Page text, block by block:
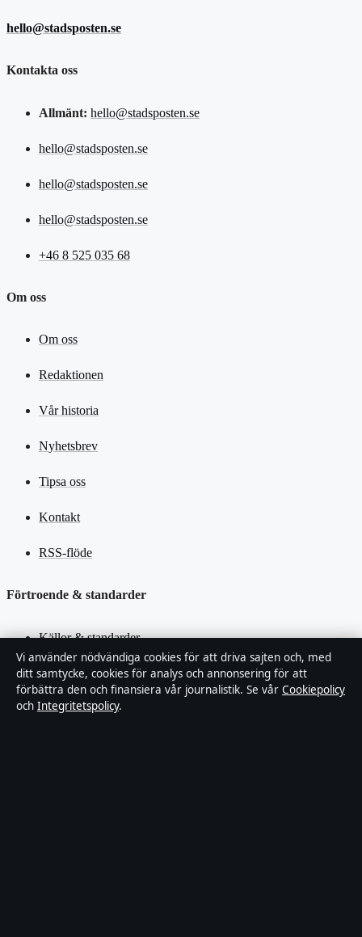
hello@stadsposten.se
Kontakta oss
Allmänt: hello@stadsposten.se
hello@stadsposten.se
hello@stadsposten.se
hello@stadsposten.se
+46 8 525 035 68
Om oss
Om oss
Redaktionen
Vår historia
Nyhetsbrev
Tipsa oss
Kontakt
RSS-flöde
Förtroende & standarder
Källor & standarder
Redaktionell policy
Rättelsepolicy
Vi använder nödvändiga cookies för att driva sajten och, med
ditt samtycke, cookies för analys och annonsering för att
förbättra den och finansiera vår journalistik. Se vår Cookiepolicy
och Integritetspolicy.